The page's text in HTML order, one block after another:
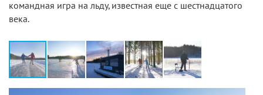
командная игра на льду, известная еще с шестнадцатого
века.